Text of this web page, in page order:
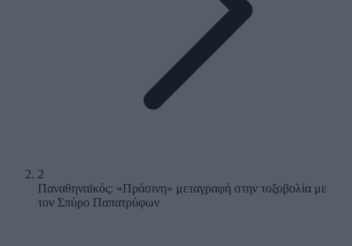
2
Παναθηναϊκός: «Πράσινη» μεταγραφή στην τοξοβολία με
τον Σπύρο Παπατρύφων